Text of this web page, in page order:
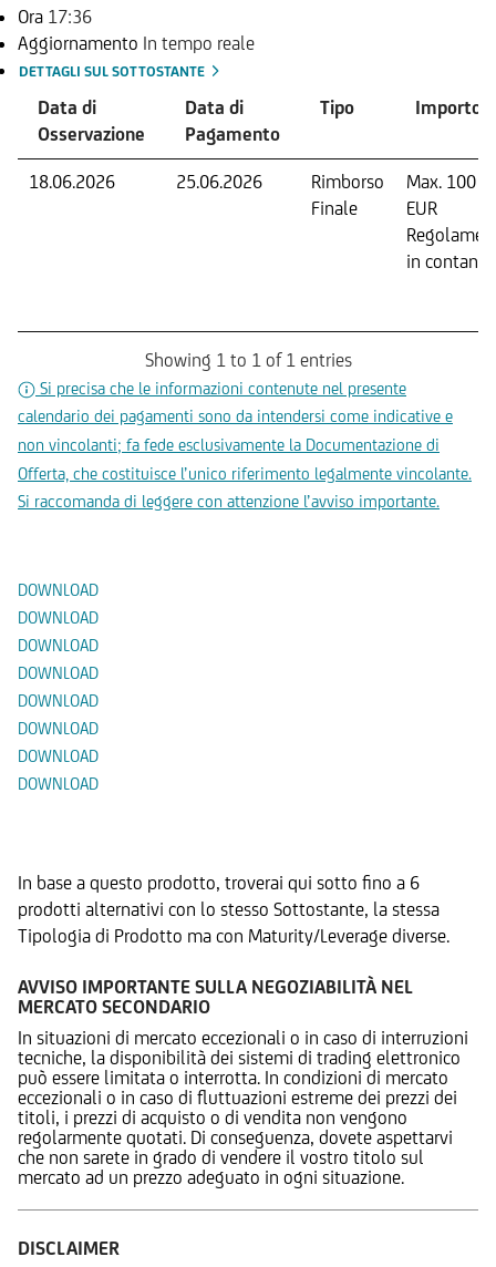
Ora 17:36
Aggiornamento In tempo reale
DETTAGLI SUL SOTTOSTANTE
Data di
Osservazione
Data di
Pagamento
Tipo Importo
18.06.2026 25.06.2026
Rimborso
Finale
Max. 100
EUR
in contanti.
Showing 1 to 1 of 1 entries
Si precisa che le informazioni contenute nel presente
calendario dei pagamenti sono da intendersi come indicative e
non vincolanti; fa fede esclusivamente la Documentazione di
Offerta, che costituisce l’unico riferimento legalmente vincolante.
Si raccomanda di leggere con attenzione l’avviso importante.
DOWNLOAD
DOWNLOAD
DOWNLOAD
DOWNLOAD
DOWNLOAD
DOWNLOAD
DOWNLOAD
DOWNLOAD
In base a questo prodotto, troverai qui sotto fino a 6
prodotti alternativi con lo stesso Sottostante, la stessa
Tipologia di Prodotto ma con Maturity/Leverage diverse.
AVVISO IMPORTANTE SULLA NEGOZIABILITÀ NEL
MERCATO SECONDARIO
In situazioni di mercato eccezionali o in caso di interruzioni
tecniche, la disponibilità dei sistemi di trading elettronico
può essere limitata o interrotta. In condizioni di mercato
eccezionali o in caso di fluttuazioni estreme dei prezzi dei
titoli, i prezzi di acquisto o di vendita non vengono
regolarmente quotati. Di conseguenza, dovete aspettarvi
che non sarete in grado di vendere il vostro titolo sul
mercato ad un prezzo adeguato in ogni situazione.
DISCLAIMER